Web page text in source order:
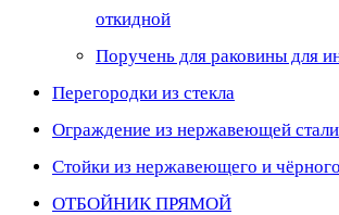
откидной
Поручень для раковины для
Перегородки из стекла
Ограждение из нержавеющей
Стойки из нержавеющего и
ОТБОЙНИК ПРЯМОЙ